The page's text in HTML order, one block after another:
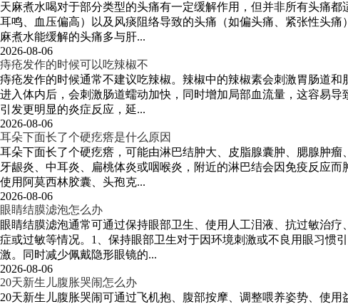
天麻煮水喝对于部分类型的头痛有一定缓解作用，但并非所有头痛
耳鸣、血压偏高）以及风痰阻络导致的头痛（如偏头痛、紧张性头
麻煮水能缓解的头痛多与肝...
2026-08-06
痔疮发作的时候可以吃辣椒不
痔疮发作的时候通常不建议吃辣椒。辣椒中的辣椒素会刺激胃肠道
进入体内后，会刺激肠道蠕动加快，同时增加局部血流量，这容易
引发更明显的炎症反应，延...
2026-08-06
耳朵下面长了个硬疙瘩是什么原因
耳朵下面长了个硬疙瘩，可能由淋巴结肿大、皮脂腺囊肿、腮腺肿
牙龈炎、中耳炎、扁桃体炎或咽喉炎，附近的淋巴结会因免疫反应
使用阿莫西林胶囊、头孢克...
2026-08-06
眼睛结膜滤泡怎么办
眼睛结膜滤泡通常可通过保持眼部卫生、使用人工泪液、抗过敏治
症或过敏等情况。1、保持眼部卫生对于因环境刺激或不良用眼习惯
激。同时减少佩戴隐形眼镜的...
2026-08-06
20天新生儿腹胀哭闹怎么办
20天新生儿腹胀哭闹可通过飞机抱、腹部按摩、调整喂养姿势、使